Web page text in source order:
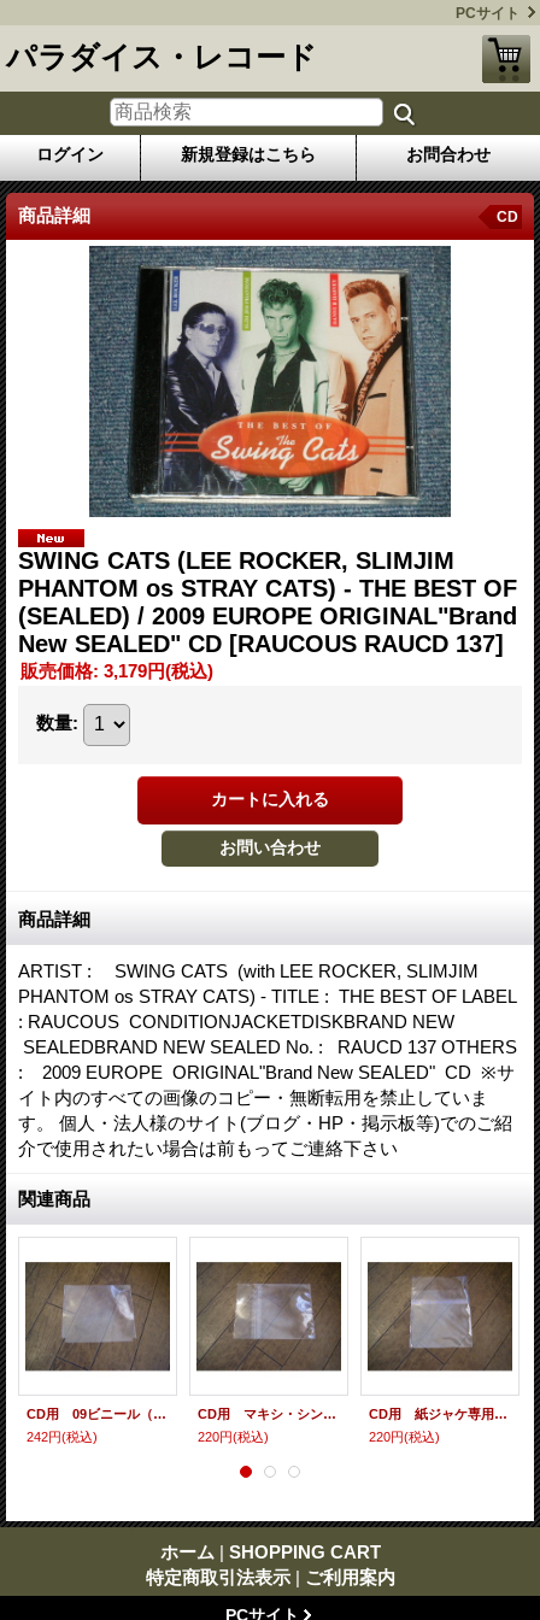
PCサイト
パラダイス・レコード
ログイン 新規登録はこちら お問合わせ
商品詳細 CD
SWING CATS (LEE ROCKER, SLIMJIM
PHANTOM os STRAY CATS) - THE BEST OF
(SEALED) / 2009 EUROPE ORIGINAL"Brand
New SEALED" CD [RAUCOUS RAUCD 137]
販売価格: 3,179円(税込)
数量:
商品詳細
ARTIST : SWING CATS (with LEE ROCKER, SLIMJIM
PHANTOM os STRAY CATS) - TITLE : THE BEST OF LABEL
: RAUCOUS CONDITIONJACKETDISKBRAND NEW
SEALEDBRAND NEW SEALED No. : RAUCD 137 OTHERS
: 2009 EUROPE ORIGINAL"Brand New SEALED" CD ※サ
イト内のすべての画像のコピー・無断転用を禁止していま
す。 個人・法人様のサイト(ブログ・HP・掲示板等)でのご紹
介で使用されたい場合は前もってご連絡下さい
関連商品
CD用 09ビニール（各種サイズ） 10枚セット
242円(税込)
CD用 マキシ・シングル・シールド（ヨコ入れ/裏のり） 10枚セット
220円(税込)
CD用 紙ジャケ専用シールド（裏のり） 10枚セット
220円(税込)
ホーム | SHOPPING CART
特定商取引法表示 | ご利用案内
PCサイト